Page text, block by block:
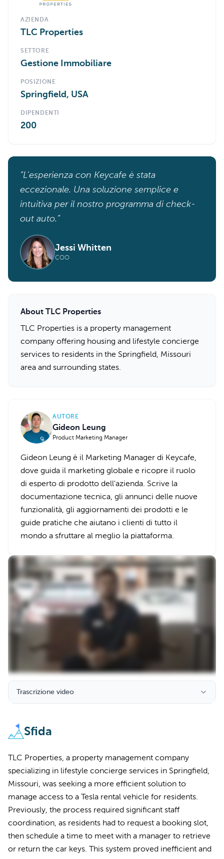
AZIENDA
TLC Properties
SETTORE
Gestione Immobiliare
POSIZIONE
Springfield, USA
DIPENDENTI
200
“L'esperienza con Keycafe è stata
eccezionale. Una soluzione semplice e
intuitiva per il nostro programma di check-
out auto.”
Jessi Whitten
COO
About TLC Properties
TLC Properties is a property management
company offering housing and lifestyle concierge
services to residents in the Springfield, Missouri
area and surrounding states.
AUTORE
Gideon Leung
Product Marketing Manager
Gideon Leung è il Marketing Manager di Keycafe,
dove guida il marketing globale e ricopre il ruolo
di esperto di prodotto dell'azienda. Scrive la
documentazione tecnica, gli annunci delle nuove
funzionalità, gli aggiornamenti dei prodotti e le
guide pratiche che aiutano i clienti di tutto il
mondo a sfruttare al meglio la piattaforma.
Trascrizione video
Sfida
TLC Properties, a property management company
specializing in lifestyle concierge services in Springfield,
Missouri, was seeking a more efficient solution to
manage access to a Tesla rental vehicle for residents.
Previously, the process required significant staff
coordination, as residents had to request a booking slot,
then schedule a time to meet with a manager to retrieve
or return the car keys. This system proved inefficient and